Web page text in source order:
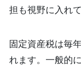
担も視野に入れ
固定資産税は毎
れます。一般的